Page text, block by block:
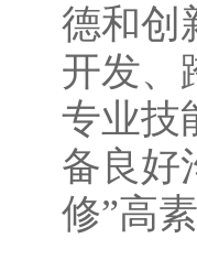
德和创
开发、
专业技
备良好
修”高